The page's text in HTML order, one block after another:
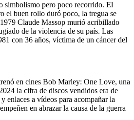
simbolismo pero poco recorrido. El
el buen rollo duró poco, la tregua se
Claude Massop murió acribillado
de la violencia de su país. Las
con 36 años, víctima de un cáncer del
en cines Bob Marley: One Love, una
la cifra de discos vendidos era de
enlaces a vídeos para acompañar la
en abrazar la causa de la guerra